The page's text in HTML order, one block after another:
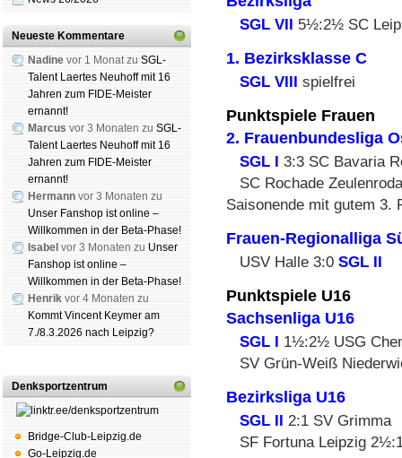
Neueste Kommentare
Nadine vor 1 Monat zu SGL-
Talent Laertes Neuhoff mit 16
Jahren zum FIDE-Meister
ernannt!
Marcus vor 3 Monaten zu SGL-
Talent Laertes Neuhoff mit 16
Jahren zum FIDE-Meister
ernannt!
Hermann vor 3 Monaten zu
Unser Fanshop ist online –
Willkommen in der Beta-Phase!
Isabel vor 3 Monaten zu Unser
Fanshop ist online –
Willkommen in der Beta-Phase!
Henrik vor 4 Monaten zu
Kommt Vincent Keymer am
7./8.3.2026 nach Leipzig?
Denksportzentrum
Bridge-Club-Leipzig.de
Go-Leipzig.de
SGL VII 5½:2½ SC
1. Bezirksklasse C
SGL VIII spielfrei
Punktspiele Frauen
2. Frauenbundesliga
SGL I 3:3 SC Bavaria
SC Rochade
Saisonende mit gutem 3.
Frauen-Regionalliga
USV Halle 3:0 SGL II
Punktspiele U16
Sachsenliga U16
SGL I 1½:2½ USG
SV Grün-Weiß
Bezirksliga U16
SGL II 2:1 SV Grimma
SF Fortuna Leipzig